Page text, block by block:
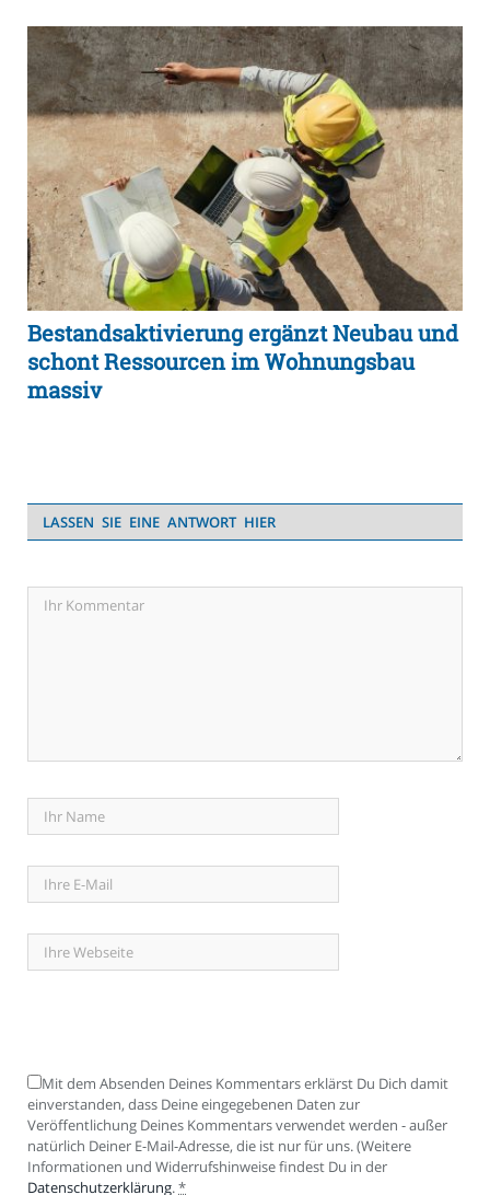
Bestandsaktivierung ergänzt Neubau und
schont Ressourcen im Wohnungsbau
massiv
LASSEN SIE EINE ANTWORT HIER
Mit dem Absenden Deines Kommentars erklärst Du Dich damit
einverstanden, dass Deine eingegebenen Daten zur
Veröffentlichung Deines Kommentars verwendet werden - außer
natürlich Deiner E-Mail-Adresse, die ist nur für uns. (Weitere
Informationen und Widerrufshinweise findest Du in der
Datenschutzerklärung.*